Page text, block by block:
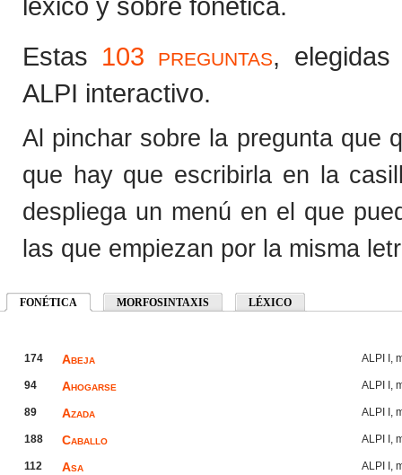
Estas 103 preguntas,
ALPI interactivo.
Al pinchar sobre la pregunta que
que hay que escribirla en la
despliega un menú en el que
las que empiezan por la misma
FONÉTICA (solapa activa)MORFOSINTAXIS LÉXICO
174 Abeja ALPI I,
94 Ahogarse ALPI I,
89 Azada ALPI I,
188 Caballo ALPI I,
112 Asa ALPI I,